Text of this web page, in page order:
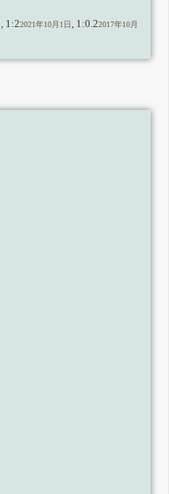
, 1:22021年10月1日 , 1:0.22017年10月